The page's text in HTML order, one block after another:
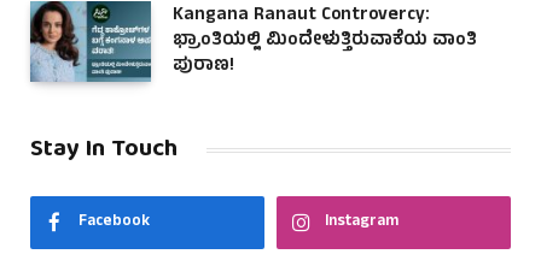
Kangana Ranaut Controvercy:
ಭ್ರಾಂತಿಯಲ್ಲಿ ಮಿಂದೇಳುತ್ತಿರುವಾಕೆಯ ವಾಂತಿ
ಪುರಾಣ!
Stay In Touch
Facebook Instagram